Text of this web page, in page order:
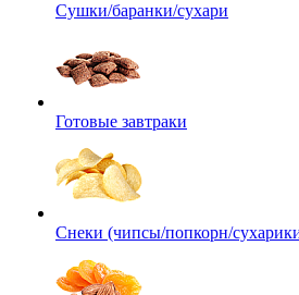
Сушки/баранки/сухари
Готовые завтраки
Снеки (чипсы/попкорн/